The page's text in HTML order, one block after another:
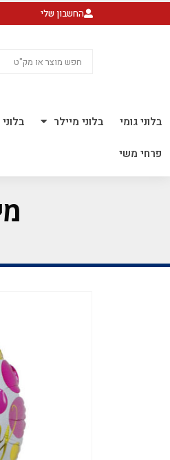
החשבון שלי
בלוני גומי בלוני מיילר
פרחי משי
מיילרים